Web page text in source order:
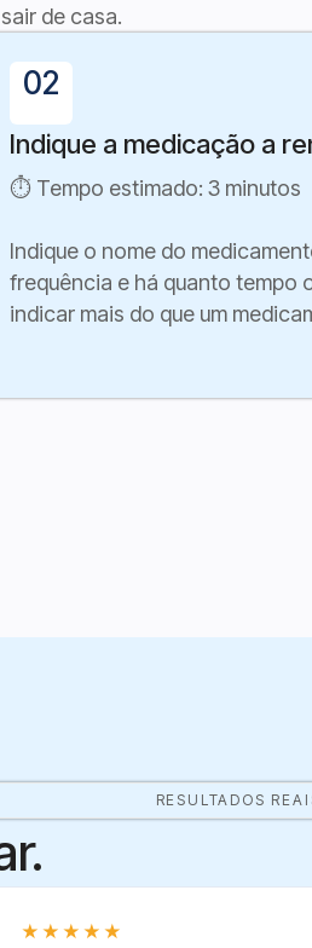
de casa.
02
Indique a medicação a
⏱ Tempo estimado: 3 minutos
Indique o nome do
frequência e há quanto tempo
indicar mais do que um
RESULTADOS
★★★★★